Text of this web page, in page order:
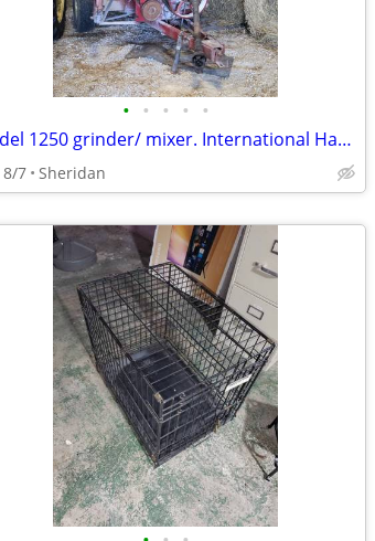
• • • • •
Model 1250 grinder/ mixer. International Harvester.
8/7 Sheridan